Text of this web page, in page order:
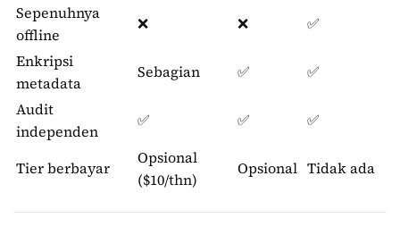
Sepenuhnya
offline
❌ ❌
✅
Enkripsi
metadata
Sebagian ✅
✅
Audit
independen
✅ ✅ ✅
Tier berbayar
Opsional
($10/thn)
Opsional Tidak ada